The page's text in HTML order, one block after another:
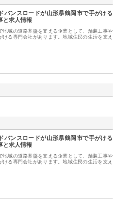
バンスロードが山形県鶴岡市で手がける
と求人情報
地域の道路基盤を支える企業として、舗装工事や
ける専門会社があります。地域住民の生活を支え
バンスロードが山形県鶴岡市で手がける
と求人情報
地域の道路基盤を支える企業として、舗装工事や
ける専門会社があります。地域住民の生活を支え